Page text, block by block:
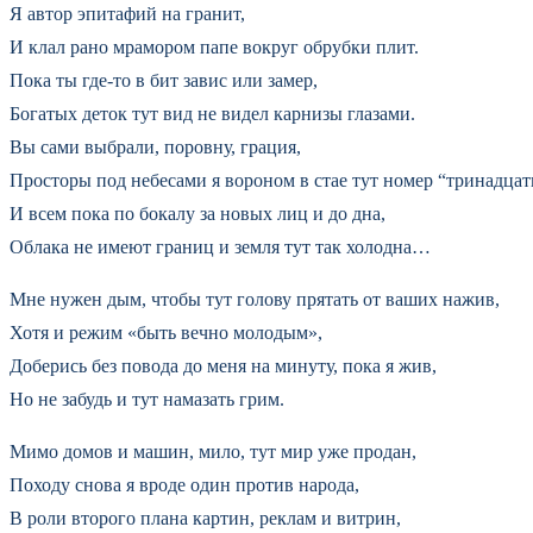
Я автор эпитафий на гранит,
И клал рано мрамором папе вокруг обрубки плит.
Пока ты где-то в бит завис или замер,
Богатых деток тут вид не видел карнизы глазами.
Вы сами выбрали, поровну, грация,
Просторы под небесами я вороном в стае тут номер
И всем пока по бокалу за новых лиц и до дна,
Облака не имеют границ и земля тут так холодна…
Мне нужен дым, чтобы тут голову прятать от ваших нажив,
Хотя и режим «быть вечно молодым»,
Доберись без повода до меня на минуту, пока я жив,
Но не забудь и тут намазать грим.
Мимо домов и машин, мило, тут мир уже продан,
Походу снова я вроде один против народа,
В роли второго плана картин, реклам и витрин,